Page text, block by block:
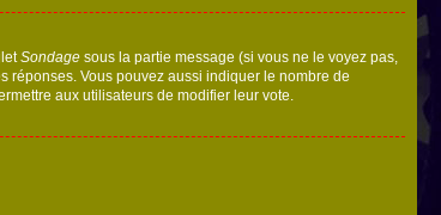
Sondage sous la partie message (si vous ne le voyez pas,
réponses. Vous pouvez aussi indiquer le nombre de
aux utilisateurs de modifier leur vote.